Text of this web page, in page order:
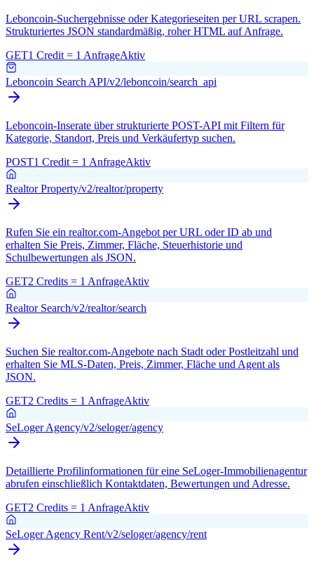
Leboncoin-Suchergebnisse oder Kategorieseiten per URL scrapen.
Strukturiertes JSON standardmäßig, roher HTML auf Anfrage.
GET1 Credit = 1 AnfrageAktiv
Leboncoin Search API/v2/leboncoin/search_api
Leboncoin-Inserate über strukturierte POST-API mit Filtern für
Kategorie, Standort, Preis und Verkäufertyp suchen.
POST1 Credit = 1 AnfrageAktiv
Realtor Property/v2/realtor/property
Rufen Sie ein realtor.com-Angebot per URL oder ID ab und
erhalten Sie Preis, Zimmer, Fläche, Steuerhistorie und
Schulbewertungen als JSON.
GET2 Credits = 1 AnfrageAktiv
Realtor Search/v2/realtor/search
Suchen Sie realtor.com-Angebote nach Stadt oder Postleitzahl und
erhalten Sie MLS-Daten, Preis, Zimmer, Fläche und Agent als
JSON.
GET2 Credits = 1 AnfrageAktiv
SeLoger Agency/v2/seloger/agency
Detaillierte Profilinformationen für eine SeLoger-Immobilienagentur
abrufen einschließlich Kontaktdaten, Bewertungen und Adresse.
GET2 Credits = 1 AnfrageAktiv
SeLoger Agency Rent/v2/seloger/agency/rent